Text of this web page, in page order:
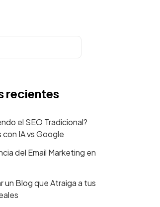
recientes
el SEO Tradicional?
IA vs Google
del Email Marketing en
un Blog que Atraiga a tus